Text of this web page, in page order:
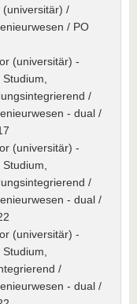
(universitär) /
/ PO
(universitär) -
/
- dual /
(universitär) -
/
- dual /
(universitär) -
/
- dual /